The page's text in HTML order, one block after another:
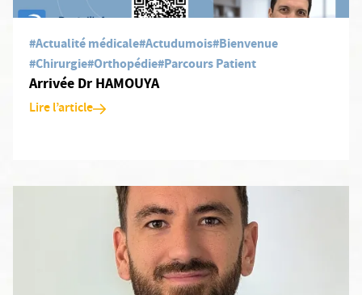
#Actualité médicale#Actudumois#Bienvenue
#Chirurgie#Orthopédie#Parcours Patient
Arrivée Dr HAMOUYA
Lire l’article
En savoir plus: Arrivée du Dr Arthur HAVERLAN, chirurgien